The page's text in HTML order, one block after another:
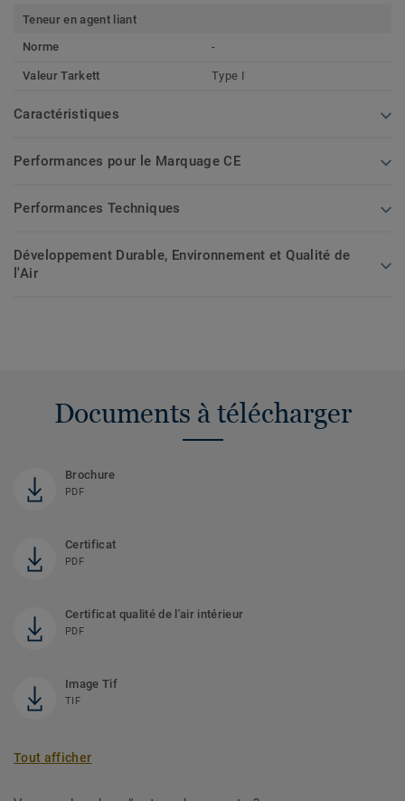
Teneur en agent liant
Norme
-
Valeur Tarkett Type I
Caractéristiques
Performances pour le Marquage CE
Performances Techniques
Développement Durable, Environnement et Qualité de
l'Air
Documents à télécharger
Brochure
PDF
Certificat
PDF
Certificat qualité de l'air intérieur
PDF
Image Tif
TIF
Tout afficher